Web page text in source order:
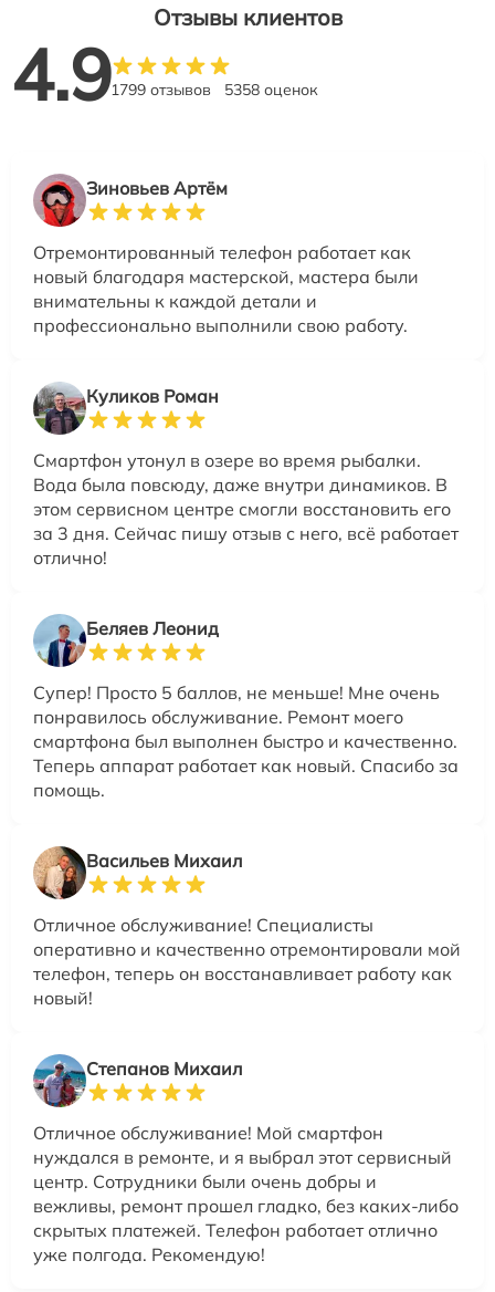
Отзывы клиентов
4.91799 отзывов 5358 оценок
Зиновьев Артём
Отремонтированный телефон работает как
новый благодаря мастерской, мастера были
внимательны к каждой детали и
профессионально выполнили свою работу.
Куликов Роман
Смартфон утонул в озере во время рыбалки.
Вода была повсюду, даже внутри динамиков. В
этом сервисном центре смогли восстановить его
за 3 дня. Сейчас пишу отзыв с него, всё работает
отлично!
Беляев Леонид
Супер! Просто 5 баллов, не меньше! Мне очень
понравилось обслуживание. Ремонт моего
смартфона был выполнен быстро и качественно.
Теперь аппарат работает как новый. Спасибо за
помощь.
Васильев Михаил
Отличное обслуживание! Специалисты
оперативно и качественно отремонтировали мой
телефон, теперь он восстанавливает работу как
новый!
Степанов Михаил
Отличное обслуживание! Мой смартфон
нуждался в ремонте, и я выбрал этот сервисный
центр. Сотрудники были очень добры и
вежливы, ремонт прошел гладко, без каких-либо
скрытых платежей. Телефон работает отлично
уже полгода. Рекомендую!